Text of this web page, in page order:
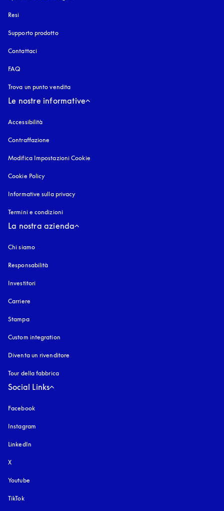
Resi
Supporto prodotto
Contattaci
FAQ
Trova un punto vendita
Le nostre informative
Accessibilità
Contraffazione
Modifica Impostazioni Cookie
Cookie Policy
Informative sulla privacy
Termini e condizioni
La nostra azienda
Chi siamo
Responsabilità
Investitori
Carriere
Stampa
Custom integration
Diventa un rivenditore
Tour della fabbrica
Social Links
Facebook
Instagram
LinkedIn
X
Youtube
TikTok